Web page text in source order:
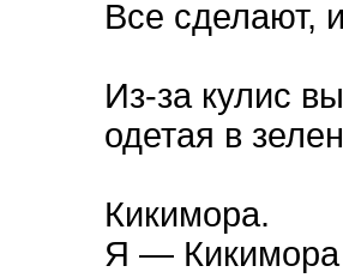
Все сделают,
Из-за кулис
одетая в
Кикимора.
Я — Кикимора